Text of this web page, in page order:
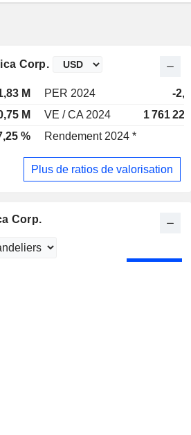
Corp.
M PER 2024
-
M VE / CA 2024
1 761
% Rendement 2024 *
Plus de ratios de valorisation
Corp.